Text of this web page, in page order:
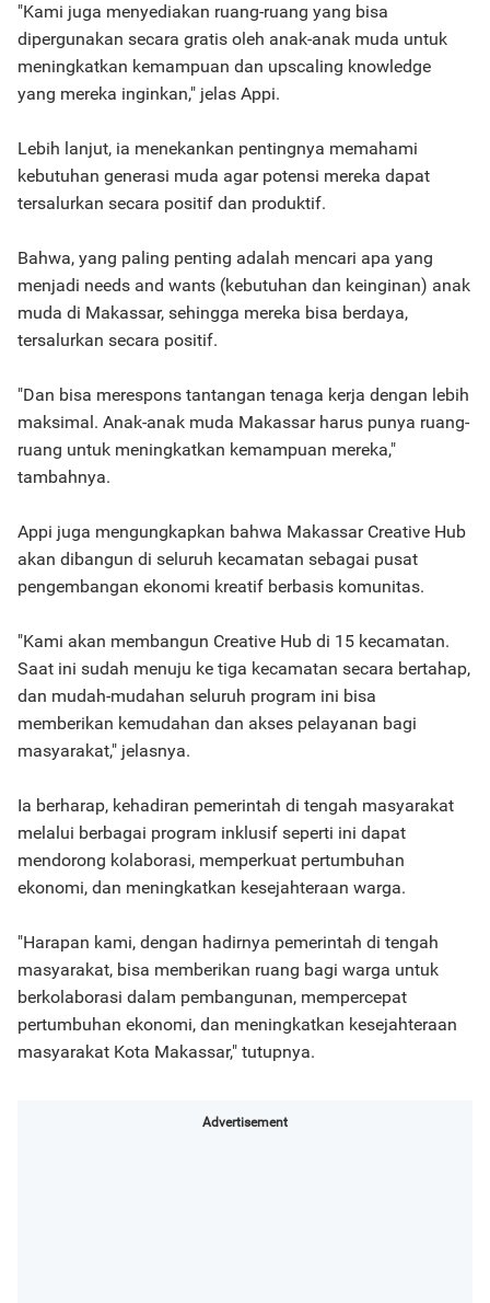
"Kami juga menyediakan ruang-ruang yang bisa
dipergunakan secara gratis oleh anak-anak muda untuk
meningkatkan kemampuan dan upscaling knowledge
yang mereka inginkan," jelas Appi.
Lebih lanjut, ia menekankan pentingnya memahami
kebutuhan generasi muda agar potensi mereka dapat
tersalurkan secara positif dan produktif.
Bahwa, yang paling penting adalah mencari apa yang
menjadi needs and wants (kebutuhan dan keinginan) anak
muda di Makassar, sehingga mereka bisa berdaya,
tersalurkan secara positif.
"Dan bisa merespons tantangan tenaga kerja dengan lebih
maksimal. Anak-anak muda Makassar harus punya ruang-
ruang untuk meningkatkan kemampuan mereka,"
tambahnya.
Appi juga mengungkapkan bahwa Makassar Creative Hub
akan dibangun di seluruh kecamatan sebagai pusat
pengembangan ekonomi kreatif berbasis komunitas.
"Kami akan membangun Creative Hub di 15 kecamatan.
Saat ini sudah menuju ke tiga kecamatan secara bertahap,
dan mudah-mudahan seluruh program ini bisa
memberikan kemudahan dan akses pelayanan bagi
masyarakat," jelasnya.
Ia berharap, kehadiran pemerintah di tengah masyarakat
melalui berbagai program inklusif seperti ini dapat
mendorong kolaborasi, memperkuat pertumbuhan
ekonomi, dan meningkatkan kesejahteraan warga.
"Harapan kami, dengan hadirnya pemerintah di tengah
masyarakat, bisa memberikan ruang bagi warga untuk
berkolaborasi dalam pembangunan, mempercepat
pertumbuhan ekonomi, dan meningkatkan kesejahteraan
masyarakat Kota Makassar," tutupnya.
Advertisement